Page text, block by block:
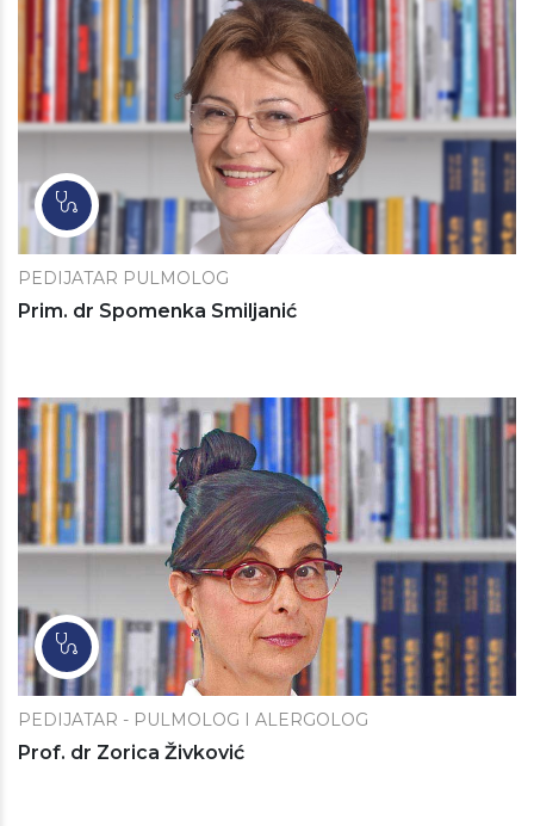
PEDIJATAR PULMOLOG
Prim. dr Spomenka Smiljanić
PEDIJATAR - PULMOLOG I ALERGOLOG
Prof. dr Zorica Živković